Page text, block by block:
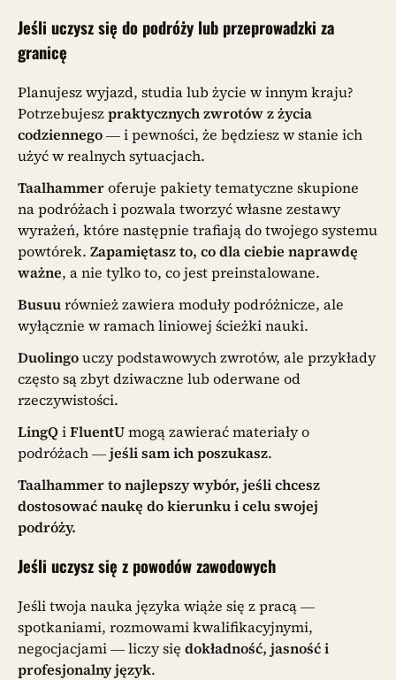
Jeśli uczysz się do podróży lub przeprowadzki za
granicę
Planujesz wyjazd, studia lub życie w innym kraju?
Potrzebujeszpraktycznych zwrotów z życia
codziennego— i pewności, że będziesz w stanie ich
użyć w realnych sytuacjach.
Taalhammeroferuje pakiety tematyczne skupione
na podróżach i pozwala tworzyć własne zestawy
wyrażeń, które następnie trafiają do twojego systemu
powtórek. Zapamiętasz to, co dla ciebie naprawdę
ważne, a nie tylko to, co jest preinstalowane.
Busuurównież zawiera moduły podróżnicze, ale
wyłącznie w ramach liniowej ścieżki nauki.
Duolingouczy podstawowych zwrotów, ale przykłady
często są zbyt dziwaczne lub oderwane od
rzeczywistości.
LingQiFluentUmogą zawierać materiały o
podróżach —jeśli sam ich poszukasz.
Taalhammer to najlepszy wybór, jeśli chcesz
dostosować naukę do kierunku i celu swojej
podróży.
Jeśli uczysz się z powodów zawodowych
Jeśli twoja nauka języka wiąże się z pracą —
spotkaniami, rozmowami kwalifikacyjnymi,
negocjacjami — liczy się dokładność, jasność i
profesjonalny język.